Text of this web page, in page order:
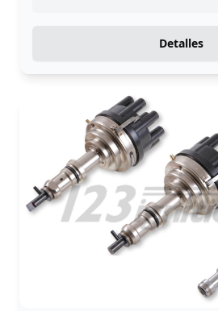
Detalles